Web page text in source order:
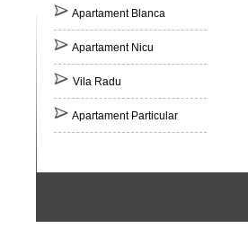
Apartament Blanca
Apartament Nicu
Vila Radu
Apartament Particular